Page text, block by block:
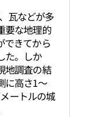
瓦などが多
要な地理的
できてから
た。しか
地調査の結
に高さ1～
ートルの城